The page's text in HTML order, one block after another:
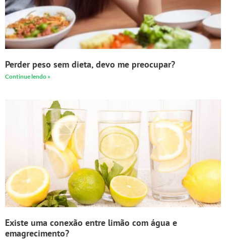
Perder peso sem dieta, devo me preocupar?
Continue lendo »
Existe uma conexão entre limão com água e
emagrecimento?